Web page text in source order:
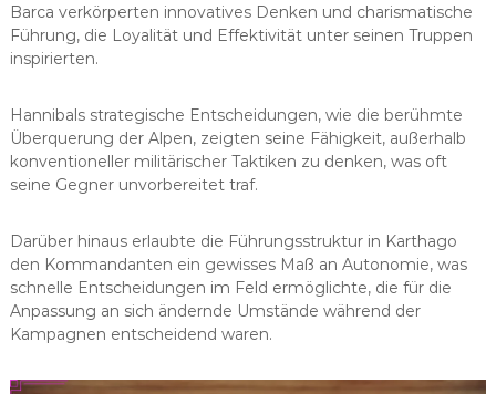
Barca verkörperten innovatives Denken und charismatische
Führung, die Loyalität und Effektivität unter seinen Truppen
inspirierten.
Hannibals strategische Entscheidungen, wie die berühmte
Überquerung der Alpen, zeigten seine Fähigkeit, außerhalb
konventioneller militärischer Taktiken zu denken, was oft
seine Gegner unvorbereitet traf.
Darüber hinaus erlaubte die Führungsstruktur in Karthago
den Kommandanten ein gewisses Maß an Autonomie, was
schnelle Entscheidungen im Feld ermöglichte, die für die
Anpassung an sich ändernde Umstände während der
Kampagnen entscheidend waren.